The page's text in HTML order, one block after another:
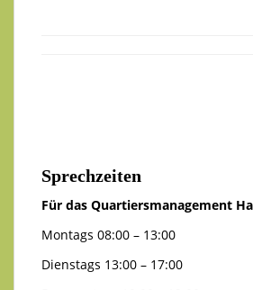
Sprechzeiten
Für das Quartiersmanagement
Montags 08:00 – 13:00
Dienstags 13:00 – 17:00